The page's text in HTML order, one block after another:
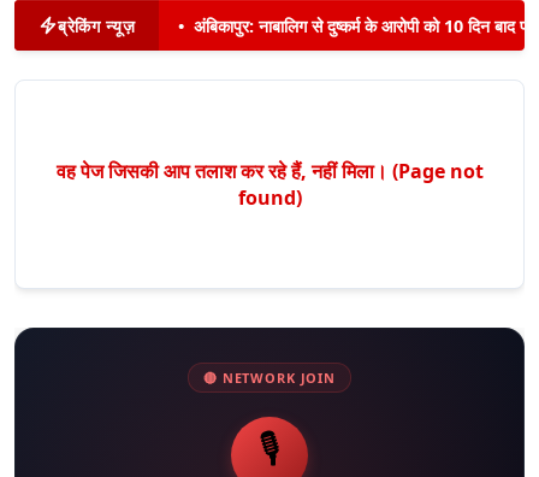
ब्रेकिंग न्यूज़ • अंबिकापुर: नाबालिग से दुष्कर्म के आरोपी को 10 दिन बाद
वह पेज जिसकी आप तलाश कर रहे हैं, नहीं मिला। (Page not
found)
🔴 NETWORK JOIN
🎙️